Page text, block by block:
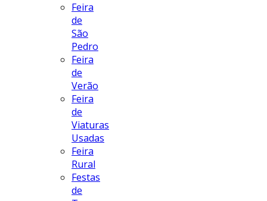
Feira
de
São
Pedro
Feira
de
Verão
Feira
de
Viaturas
Usadas
Feira
Rural
Festas
de